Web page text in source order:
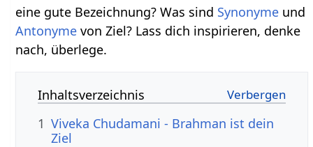
eine gute Bezeichnung? Was sind Synonyme und
Antonyme von Ziel? Lass dich inspirieren, denke
nach, überlege.
Inhaltsverzeichnis
1 Viveka Chudamani - Brahman ist dein
Ziel